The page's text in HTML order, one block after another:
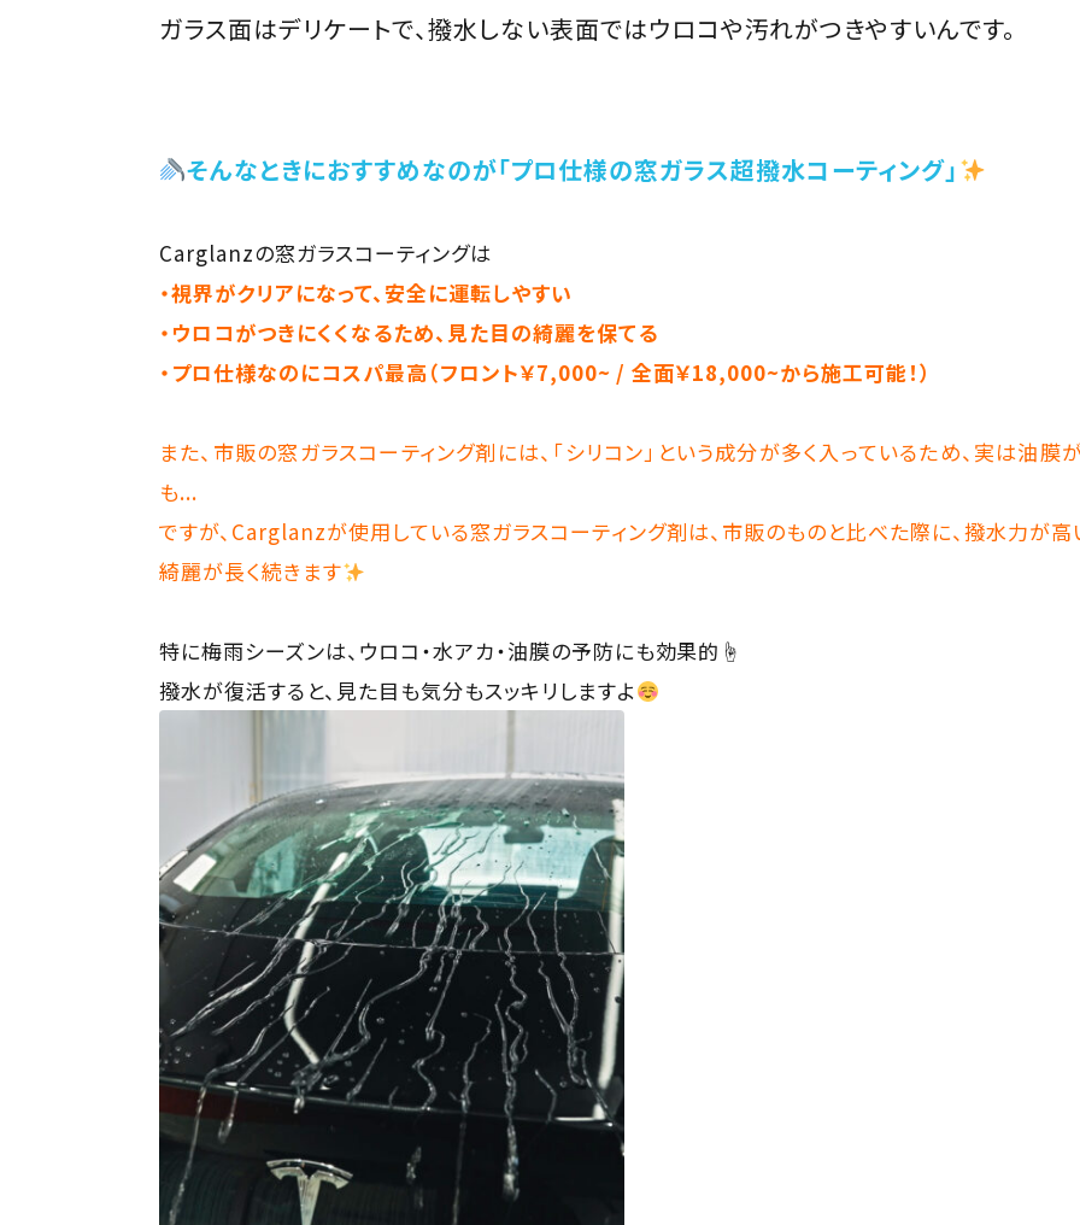
ガラス面はデリケートで、撥水しない表面ではウロコや汚れがつきやすいんです。
そんなときにおすすめなのが「プロ仕様の窓ガラス超撥水コーティング」
Carglanzの窓ガラスコーティングは
・視界がクリアになって、安全に運転しやすい
・ウロコがつきにくくなるため、見た目の綺麗を保てる
・プロ仕様なのにコスパ最高（フロント￥7,000~ / 全面￥18,000~から施工可能！）
また、市販の窓ガラスコーティング剤には、「シリコン」という成分が多く入っているため、実は油
も...
ですが、Carglanzが使用している窓ガラスコーティング剤は、市販のものと比べた際に、撥水力が高
綺麗が長く続きます
特に梅雨シーズンは、ウロコ・水アカ・油膜の予防にも効果的☝️
撥水が復活すると、見た目も気分もスッキリしますよ